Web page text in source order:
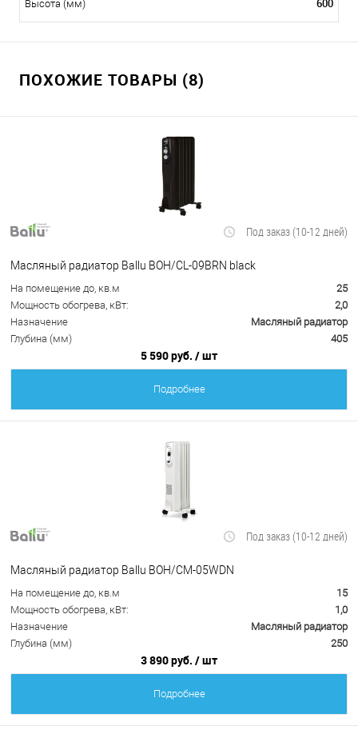
Высота (мм) 600
ПОХОЖИЕ ТОВАРЫ (8)
Под заказ (10-12 дней)
Масляный радиатор Ballu BOH/CL-09BRN black
На помещение до, кв.м
25
Мощность обогрева, кВт:
2,0
Назначение
Масляный радиатор
Глубина (мм)
405
5 590 руб. / шт
Подробнее
Под заказ (10-12 дней)
Масляный радиатор Ballu BOH/CM-05WDN
На помещение до, кв.м
15
Мощность обогрева, кВт:
1,0
Назначение
Масляный радиатор
Глубина (мм)
250
3 890 руб. / шт
Подробнее